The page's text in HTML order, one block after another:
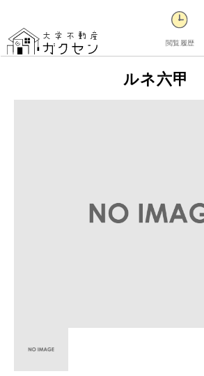
閲覧履歴
ルネ六甲